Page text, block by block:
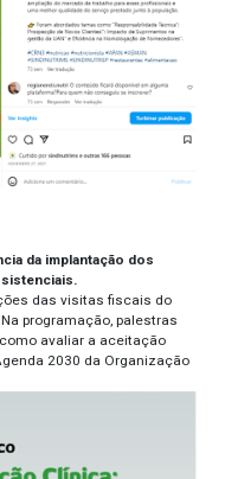
da implantação dos
das visitas fiscais do
programação, palestras
avaliar a aceitação
2030 da Organização